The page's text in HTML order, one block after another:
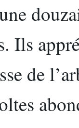
Ils
de